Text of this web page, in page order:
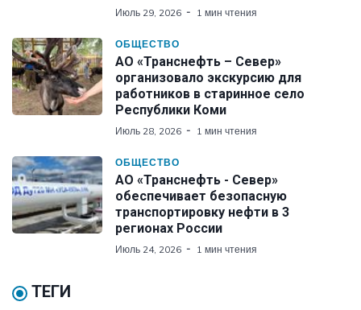
Июль 29, 2026 1 мин чтения
ОБЩЕСТВО
АО «Транснефть – Север»
организовало экскурсию для
работников в старинное село
Республики Коми
Июль 28, 2026 1 мин чтения
ОБЩЕСТВО
АО «Транснефть - Север»
обеспечивает безопасную
транспортировку нефти в 3
регионах России
Июль 24, 2026 1 мин чтения
ТЕГИ